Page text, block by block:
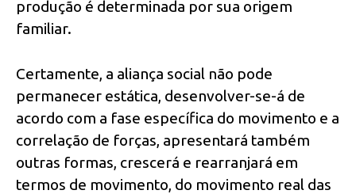
produção é determinada por sua origem
familiar.
Certamente, a aliança social não pode
permanecer estática, desenvolver-se-á de
acordo com a fase específica do movimento e a
correlação de forças, apresentará também
outras formas, crescerá e rearranjará em
termos de movimento, do movimento real das